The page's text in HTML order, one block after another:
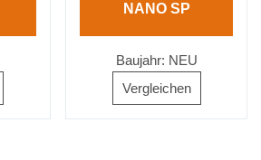
NANO SP
Baujahr: NEU
Vergleichen